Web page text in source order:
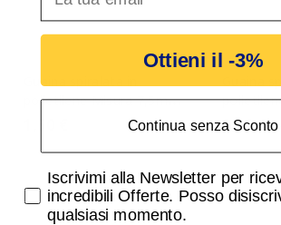
Guaina spiralata in
polietilene Misura 7,5mm
2 Metri GBC 18860100
mm 2
2,20 €
Ottieni il -3%
Continua senza Sconto
Accetta di ricevere email
Iscrivimi alla Newsletter per
incredibili Offerte. Posso
qualsiasi momento.